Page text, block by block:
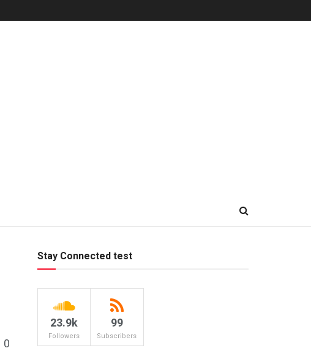
0
Stay Connected test
23.9k
Followers
99
Subscribers